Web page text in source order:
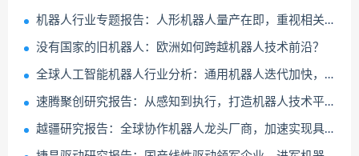
机器人行业专题报告：人形机器人量产在即，重视相关新材料投资机会
没有国家的旧机器人：欧洲如何跨越机器人技术前沿？
全球人工智能机器人行业分析：通用机器人迭代加快，专业机器人率先突破
速腾聚创研究报告：从感知到执行，打造机器人技术平台
越疆研究报告：全球协作机器人龙头厂商，加速实现具身智能商业化